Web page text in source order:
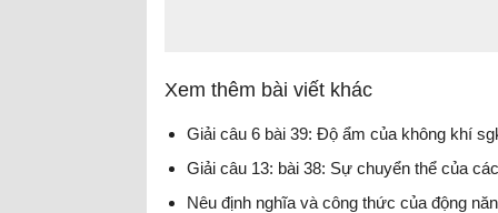
Xem thêm bài viết khác
Giải câu 6 bài 39: Độ ẩm của không khí
Giải câu 13: bài 38: Sự chuyển thể của
Nêu định nghĩa và công thức của động